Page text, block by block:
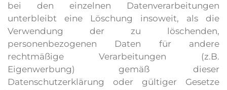
bei den einzelnen Datenverarbeitungen
unterbleibt eine Löschung insoweit, als die
Verwendung der zu löschenden,
personenbezogenen Daten für andere
rechtmäßige Verarbeitungen (z.B.
Eigenwerbung) gemäß dieser
Datenschutzerklärung oder gültiger Gesetze